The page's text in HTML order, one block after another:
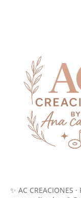
✨ AC CREACIONES